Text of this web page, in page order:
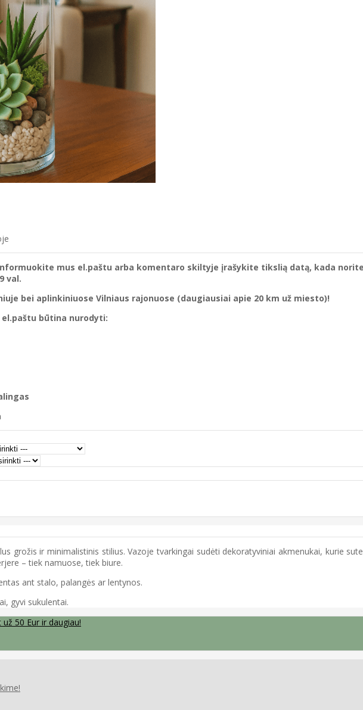
mus el.paštu arba komentaro skiltyje įrašykite tikslią datą, kada
val.
bei aplinkiniuose Vilniaus rajonuose (daugiausiai apie 20 km už miesto)!
būtina nurodyti:
grožis ir minimalistinis stilius. Vazoje tvarkingai sudėti dekoratyviniai akmenukai, kurie
– tiek namuose, tiek biure.
ant stalo, palangės ar lentynos.
gyvi sukulentai.
50 Eur ir daugiau!